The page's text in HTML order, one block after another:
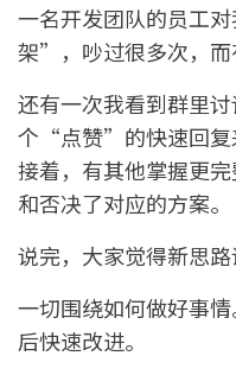
一名开发团队的员工
架”，吵过很多次，而
还有一次我看到群里
个“点赞”的快速回复
接着，有其他掌握更
和否决了对应的方案。
说完，大家觉得新思路
一切围绕如何做好事
后快速改进。